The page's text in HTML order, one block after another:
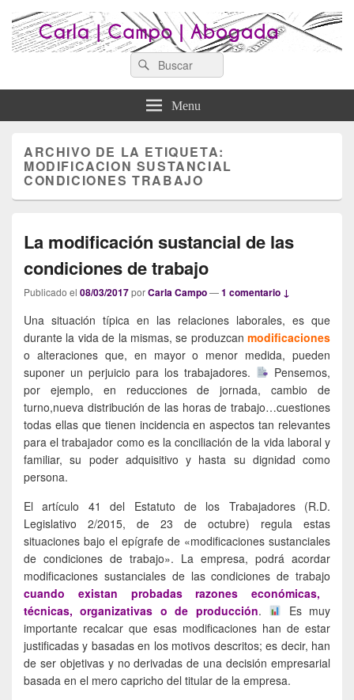
Abogados Lugo : Carla Campo
Abogada
Search
for:
Menu
ARCHIVO DE LA ETIQUETA:
MODIFICACION SUSTANCIAL
CONDICIONES TRABAJO
La modificación sustancial de las
condiciones de trabajo
Publicado el 08/03/2017porCarla Campo—1 comentario ↓
Una situación típica en las relaciones laborales, es que
durante la vida de la mismas, se produzcan modificaciones
o alteraciones que, en mayor o menor medida, pueden
suponer un perjuicio para los trabajadores.
Pensemos,
por ejemplo, en reducciones de jornada, cambio de
turno,nueva distribución de las horas de trabajo…cuestiones
todas ellas que tienen incidencia en aspectos tan relevantes
para el trabajador como es la conciliación de la vida laboral y
familiar, su poder adquisitivo y hasta su dignidad como
persona.
El artículo 41 del Estatuto de los Trabajadores (R.D.
Legislativo 2/2015, de 23 de octubre) regula estas
situaciones bajo el epígrafe de «modificaciones sustanciales
de condiciones de trabajo». La empresa, podrá acordar
modificaciones sustanciales de las condiciones de trabajo
cuando existan probadas razones económicas,
técnicas, organizativas o de producción.
Es muy
importante recalcar que esas modificaciones han de estar
justificadas y basadas en los motivos descritos; es decir, han
de ser objetivas y no derivadas de una decisión empresarial
basada en el mero capricho del titular de la empresa.